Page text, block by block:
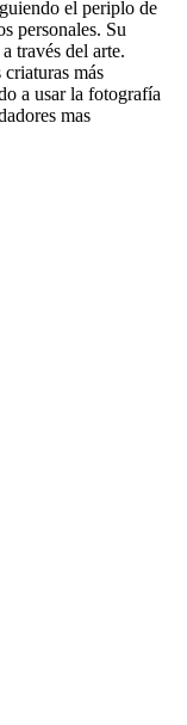
el periplo de
personales. Su
través del arte.
más
a usar la fotografía
mas